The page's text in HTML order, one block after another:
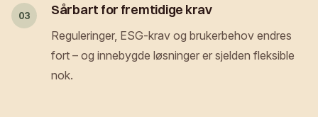
03 Sårbart for fremtidige krav
Reguleringer, ESG-krav og brukerbehov endres
fort – og innebygde løsninger er sjelden fleksible
nok.